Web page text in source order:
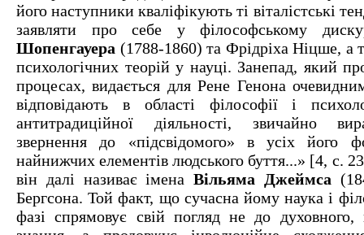
його наступники кваліфікують ті віталістські
заявляти про себе у філософському
Шопенгауера (1788-1860) та Фрідріха Ніцше, а
психологічних теорій у науці. Занепад, який
процесах, видається для Рене Генона
відповідають в області філософії і
антитрадиційної діяльності, звичайно
звернення до «підсвідомого» в усіх його
найнижчих елементів людського буття...» [4, с.
він далі називає імена Вільяма Джеймса
Бергсона. Той факт, що сучасна йому наука і
фазі спрямовує свій погляд не до духовного,